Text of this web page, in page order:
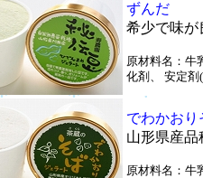
ずんだ
希少で味が
原材料名：牛
化剤、 安定剤
でわかおり
山形県産
原材料名：牛